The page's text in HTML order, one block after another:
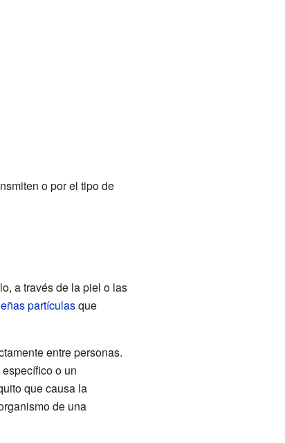
o por el tipo de
a través de la piel o las
partículasque
entre personas.
o un
que causa la
de una